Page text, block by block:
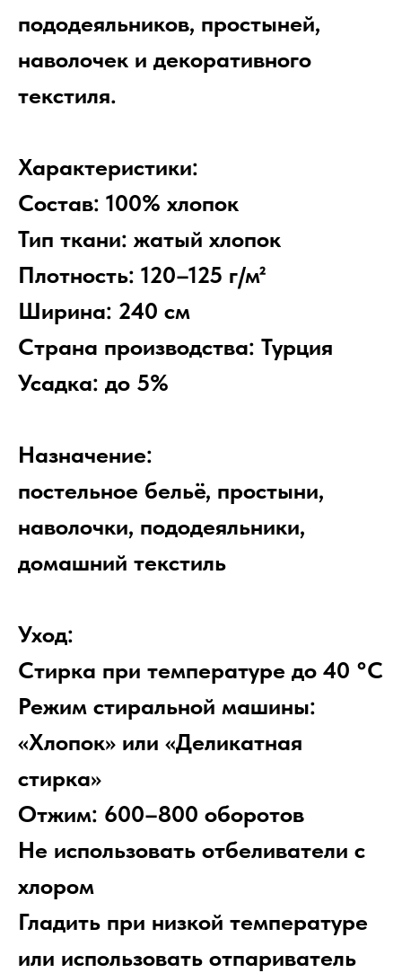
пододеяльников, простыней,
наволочек и декоративного
текстиля.
Характеристики:
Состав: 100% хлопок
Тип ткани: жатый хлопок
Плотность: 120–125 г/м²
Ширина: 240 см
Страна производства: Турция
Усадка: до 5%
Назначение:
постельное бельё, простыни,
наволочки, пододеяльники,
домашний текстиль
Уход:
Стирка при температуре до 40 °C
Режим стиральной машины:
«Хлопок» или «Деликатная
стирка»
Отжим: 600–800 оборотов
Не использовать отбеливатели с
хлором
Гладить при низкой температуре
или использовать отпариватель